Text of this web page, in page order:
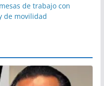
de trabajo con
de movilidad